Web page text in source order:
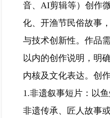
音、AI剪辑等）创作
化、开渔节民俗故事
与技术创新性。作品
以内的创作说明，明
内核及文化表达。创
1.非遗叙事短片：以
非遗传承、匠人故事